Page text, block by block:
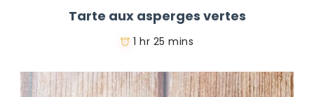
Tarte aux asperges vertes
1 hr 25 mins